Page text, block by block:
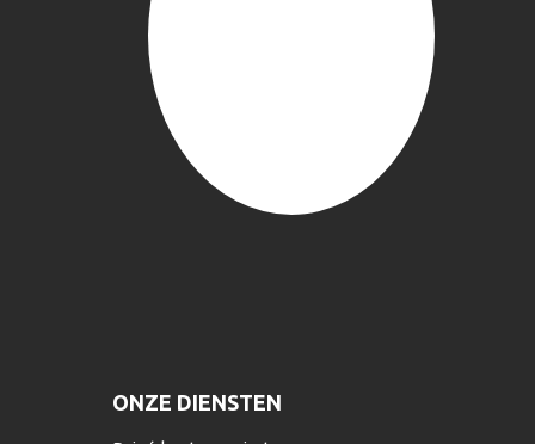
ONZE DIENSTEN